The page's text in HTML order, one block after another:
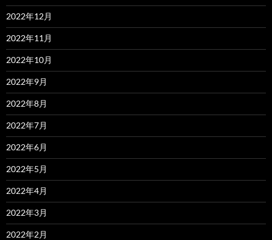
2022年12月
2022年11月
2022年10月
2022年9月
2022年8月
2022年7月
2022年6月
2022年5月
2022年4月
2022年3月
2022年2月